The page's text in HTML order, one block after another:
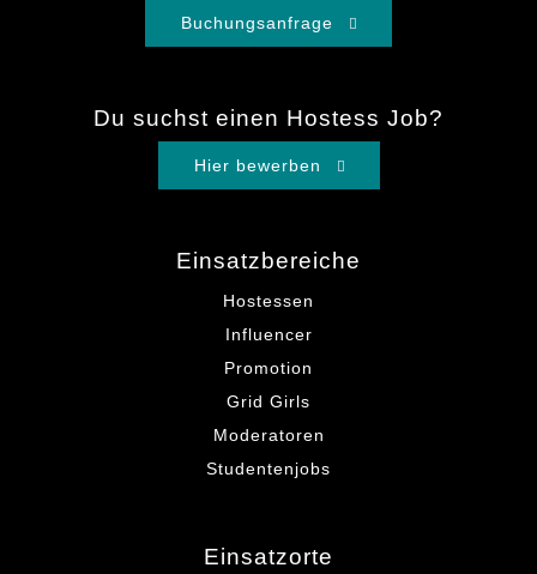
Buchungsanfrage
Du suchst einen Hostess Job?
Hier bewerben
Einsatzbereiche
Hostessen
Influencer
Promotion
Grid Girls
Moderatoren
Studentenjobs
Einsatzorte